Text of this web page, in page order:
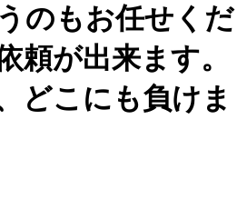
のもお任せくだ
頼が出来ます。
どこにも負けま